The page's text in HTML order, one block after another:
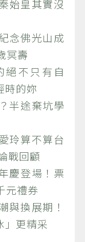
始皇其實沒
念佛光山成
冥壽
不只有自
時的妳
半途棄坑學
玲算不算台
戰回顧
慶登場！票
元禮券
換展期！
」更精采